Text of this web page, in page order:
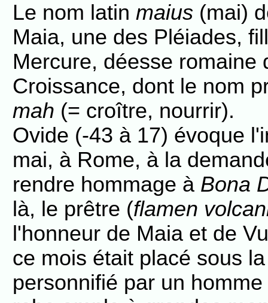
Le nom latin maius (mai)
Maia, une des Pléiades,
Mercure, déesse romaine
Croissance, dont le nom
mah (= croître, nourrir).
Ovide (-43 à 17) évoque
mai, à Rome, à la
rendre hommage à Bona
là, le prêtre (flamen
l'honneur de Maia et de
ce mois était placé sous
personnifié par un